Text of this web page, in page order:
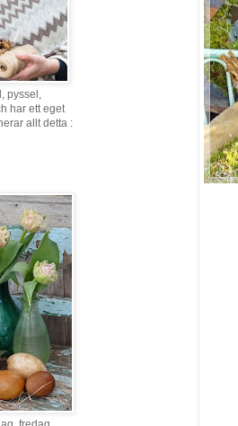
pyssel,
har ett eget
allt detta :